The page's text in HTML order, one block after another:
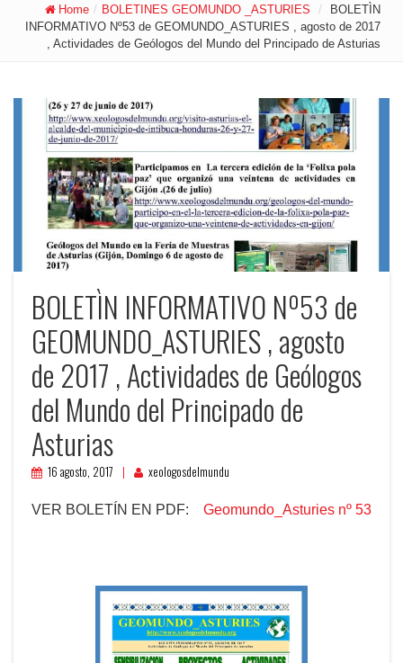
Home / BOLETINES GEOMUNDO _ASTURIES /
BOLETÌN
INFORMATIVO Nº53 de GEOMUNDO_ASTURIES , agosto de 2017
, Actividades de Geólogos del Mundo del Principado de Asturias
BOLETÌN INFORMATIVO Nº53 de
GEOMUNDO_ASTURIES , agosto
de 2017 , Actividades de Geólogos
del Mundo del Principado de
Asturias
16 agosto, 2017 xeologosdelmundu
VER BOLETÍN EN PDF: Geomundo_Asturies nº 53